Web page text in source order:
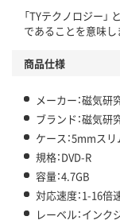
「TYテクノロジー
であることを意味し
商品仕様
メーカー：磁気研
ブランド：磁気研
ケース：5mmス
規格：DVD-R
容量：4.7GB
対応速度：1-16倍
レーベル：イン